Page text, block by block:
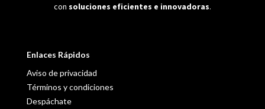
con soluciones eficientes e innovadoras.
Enlaces Rápidos
Aviso de privacidad
Términos y condiciones
Despáchate